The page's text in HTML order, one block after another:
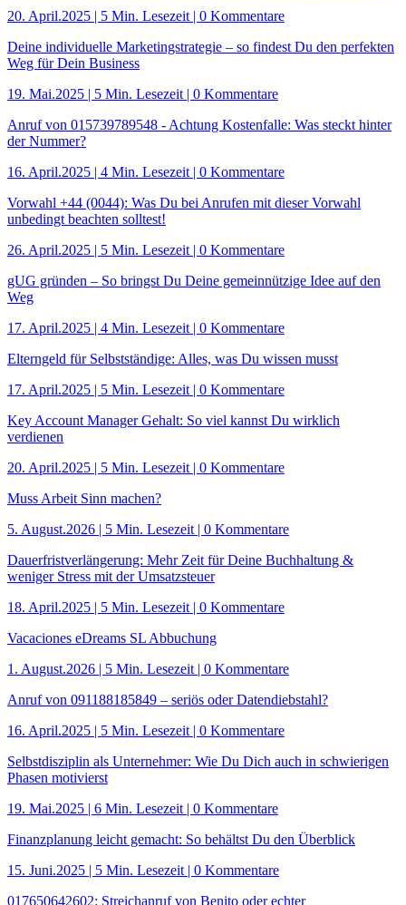
20. April.2025 | 5 Min. Lesezeit | 0 Kommentare
Deine individuelle Marketingstrategie – so findest Du den perfekten
Weg für Dein Business
19. Mai.2025 | 5 Min. Lesezeit | 0 Kommentare
Anruf von 015739789548 - Achtung Kostenfalle: Was steckt hinter
der Nummer?
16. April.2025 | 4 Min. Lesezeit | 0 Kommentare
Vorwahl +44 (0044): Was Du bei Anrufen mit dieser Vorwahl
unbedingt beachten solltest!
26. April.2025 | 5 Min. Lesezeit | 0 Kommentare
gUG gründen – So bringst Du Deine gemeinnützige Idee auf den
Weg
17. April.2025 | 4 Min. Lesezeit | 0 Kommentare
Elterngeld für Selbstständige: Alles, was Du wissen musst
17. April.2025 | 5 Min. Lesezeit | 0 Kommentare
Key Account Manager Gehalt: So viel kannst Du wirklich
verdienen
20. April.2025 | 5 Min. Lesezeit | 0 Kommentare
Muss Arbeit Sinn machen?
5. August.2026 | 5 Min. Lesezeit | 0 Kommentare
Dauerfrist­verlängerung: Mehr Zeit für Deine Buchhaltung &
weniger Stress mit der Umsatzsteuer
18. April.2025 | 5 Min. Lesezeit | 0 Kommentare
Vacaciones eDreams SL Abbuchung
1. August.2026 | 5 Min. Lesezeit | 0 Kommentare
Anruf von 091188185849 – seriös oder Datendiebstahl?
16. April.2025 | 5 Min. Lesezeit | 0 Kommentare
Selbstdisziplin als Unternehmer: Wie Du Dich auch in schwierigen
Phasen motivierst
19. Mai.2025 | 6 Min. Lesezeit | 0 Kommentare
Finanzplanung leicht gemacht: So behältst Du den Überblick
15. Juni.2025 | 5 Min. Lesezeit | 0 Kommentare
017650642602: Streichanruf von Benito oder echter